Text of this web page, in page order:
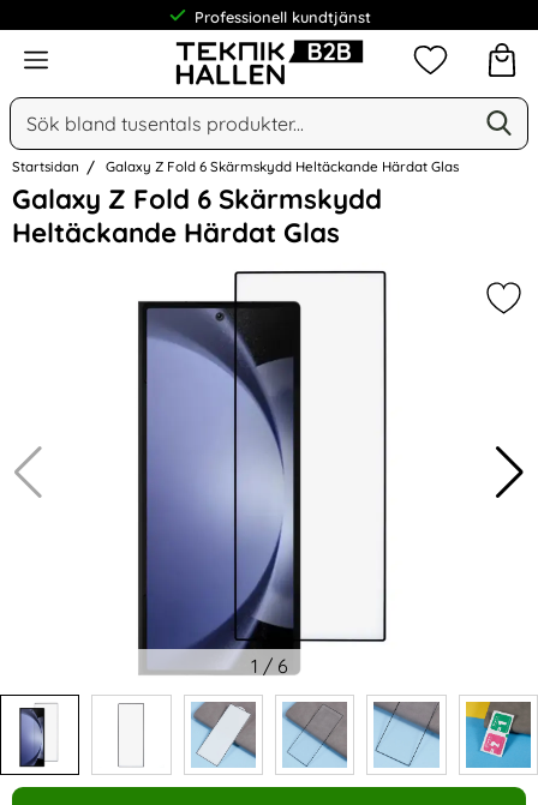
Professionell kundtjänst
Meny
Sök
Sök på Narse Group AB
Mina
Startsidan Galaxy Z Fold 6 Skärmskydd Heltäckande Härdat Glas
Galaxy Z Fold 6 Skärmskydd
Heltäckande Härdat Glas
Hoppa
över
Bilder
1 / 6